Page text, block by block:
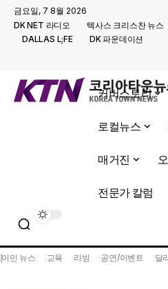
금요일, 7 8월 2026
DK NET 라디오
텍사스 크리스찬 뉴스
DALLAS L;FE
DK 파운데이션
커버스토리
로컬뉴스
매거진
전문가 칼럼
이민 뉴스 교육 리빙 공연/이벤트 달